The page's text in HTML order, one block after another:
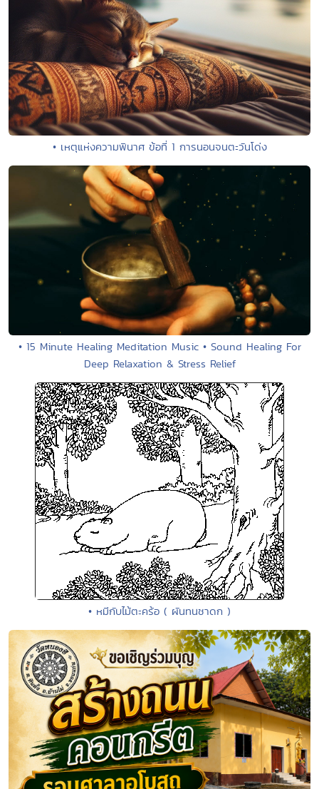
• เหตุแห่งความพินาศ ข้อที่ 1 การนอนจนตะวันโด่ง
• 15 Minute Healing Meditation Music • Sound Healing For
Deep Relaxation & Stress Relief
• หมีกับไม้ตะคร้อ ( ผันทนชาดก )